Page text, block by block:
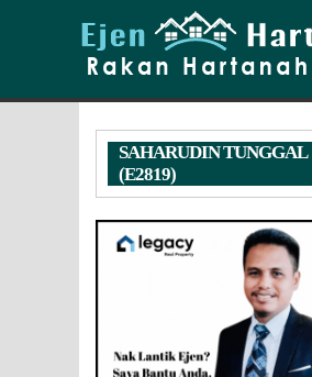
SAHARUDIN TUNGGAL
(E2819)